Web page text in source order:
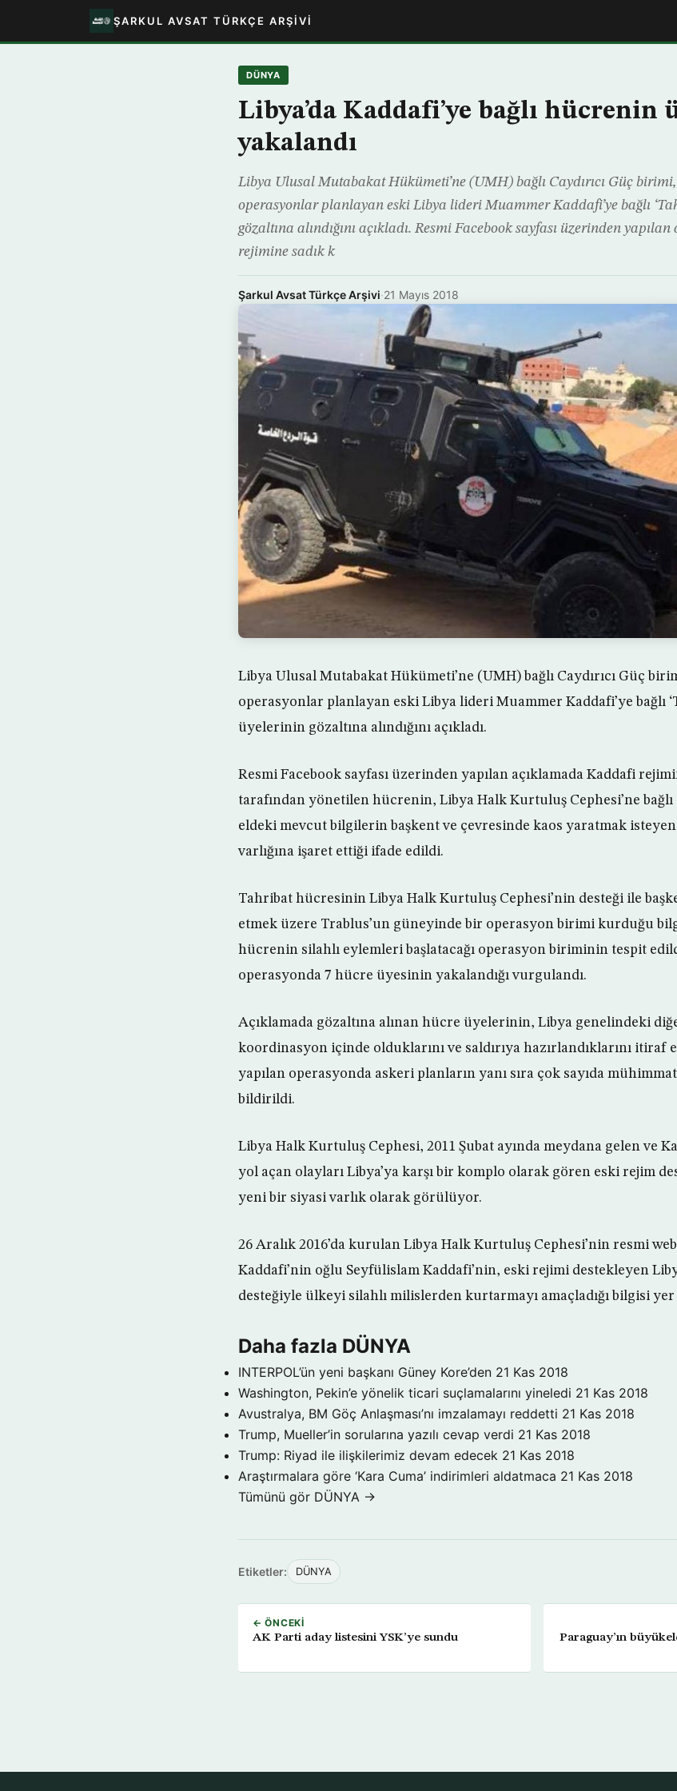
ŞARKUL AVSAT TÜRKÇE ARŞIVI
DÜNYA
Libya’da Kaddafi’ye bağlı hücrenin
yakalandı
Libya Ulusal Mutabakat Hükümeti’ne (UMH) bağlı Caydırıcı Güç
operasyonlar planlayan eski Libya lideri Muammer Kaddafi’ye bağlı
gözaltına alındığını açıkladı. Resmi Facebook sayfası üzerinden
rejimine sadık k
Şarkul Avsat Türkçe Arşivi·21 Mayıs 2018
Libya Ulusal Mutabakat Hükümeti’ne (UMH) bağlı Caydırıcı Güç
operasyonlar planlayan eski Libya lideri Muammer Kaddafi’ye bağlı
üyelerinin gözaltına alındığını açıkladı.
Resmi Facebook sayfası üzerinden yapılan açıklamada Kaddafi
tarafından yönetilen hücrenin, Libya Halk Kurtuluş Cephesi’ne
eldeki mevcut bilgilerin başkent ve çevresinde kaos yaratmak
varlığına işaret ettiği ifade edildi.
Tahribat hücresinin Libya Halk Kurtuluş Cephesi’nin desteği ile
etmek üzere Trablus’un güneyinde bir operasyon birimi kurduğu
hücrenin silahlı eylemleri başlatacağı operasyon biriminin tespit
operasyonda 7 hücre üyesinin yakalandığı vurgulandı.
Açıklamada gözaltına alınan hücre üyelerinin, Libya genelindeki
koordinasyon içinde olduklarını ve saldırıya hazırlandıklarını
yapılan operasyonda askeri planların yanı sıra çok sayıda
bildirildi.
Libya Halk Kurtuluş Cephesi, 2011 Şubat ayında meydana gelen ve
yol açan olayları Libya’ya karşı bir komplo olarak gören eski rejim
yeni bir siyasi varlık olarak görülüyor.
26 Aralık 2016’da kurulan Libya Halk Kurtuluş Cephesi’nin resmi
Kaddafi’nin oğlu Seyfülislam Kaddafi’nin, eski rejimi destekleyen
desteğiyle ülkeyi silahlı milislerden kurtarmayı amaçladığı bilgisi yer
Daha fazla DÜNYA
INTERPOL’ün yeni başkanı Güney Kore’den 21 Kas 2018
Washington, Pekin’e yönelik ticari suçlamalarını yineledi 21 Kas 2018
Avustralya, BM Göç Anlaşması’nı imzalamayı reddetti 21 Kas 2018
Trump, Mueller’in sorularına yazılı cevap verdi 21 Kas 2018
Trump: Riyad ile ilişkilerimiz devam edecek 21 Kas 2018
Araştırmalara göre ‘Kara Cuma’ indirimleri aldatmaca 21 Kas 2018
Tümünü gör DÜNYA →
Etiketler: DÜNYA
← ÖNCEKI
AK Parti aday listesini YSK’ye sundu
Paraguay’ın